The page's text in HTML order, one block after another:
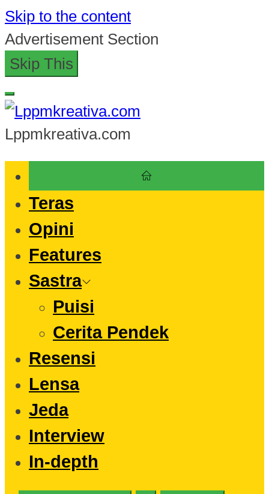
Skip to the content
Advertisement Section
Skip This
Lppmkreativa.com
Teras
Opini
Features
Sastra
Puisi
Cerita Pendek
Resensi
Lensa
Jeda
Interview
In-depth